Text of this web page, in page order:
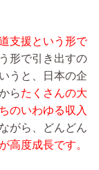
支援という形で
形で引き出すの
うと、日本の企
らたくさんの大
のいわゆる収入
がら、どんどん
高度成長です。